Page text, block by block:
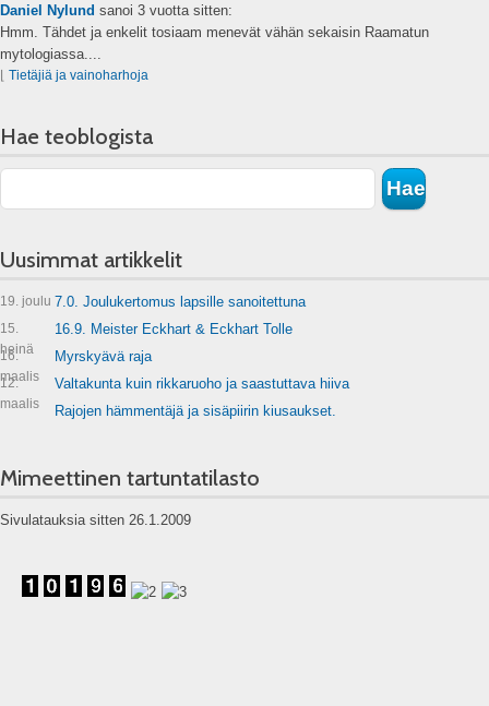
Daniel Nylund sanoi 3 vuotta sitten:
Hmm. Tähdet ja enkelit tosiaam menevät vähän sekaisin Raamatun
mytologiassa....
⌊ Tietäjiä ja vainoharhoja
Hae teoblogista
Uusimmat artikkelit
19. joulu 7.0. Joulukertomus lapsille sanoitettuna
15.
heinä
16.9. Meister Eckhart & Eckhart Tolle
16.
maalis
Myrskyävä raja
12.
maalis
Valtakunta kuin rikkaruoho ja saastuttava hiiva
Rajojen hämmentäjä ja sisäpiirin kiusaukset.
Mimeettinen tartuntatilasto
Sivulatauksia sitten 26.1.2009